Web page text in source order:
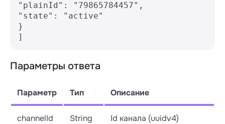
"plainId": "79865784457",
"state": "active"
}
Параметры ответа
Параметр Тип Описание
channelId String Id канала (uuidv4)